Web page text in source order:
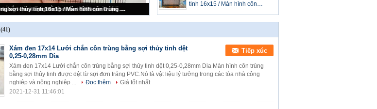
Xám đen 17x14 Lưới chắn côn trùng bằng sợi thủy tinh dệt 0,25-0,28mm Dia
tinh 16x15 / Màn hình côn
cuộn mỗi túi
(41)
Xám đen 17x14 Lưới chắn côn trùng bằng sợi thủy tinh dệt
0,25-0,28mm Dia
Tiếp xúc
Xám đen 17x14 Lưới chắn côn trùng bằng sợi thủy tinh dệt 0,25-0,28mm Dia Màn hình côn trùng
bằng sợi thủy tinh được dệt từ sợi đơn tráng PVC.Nó là vật liệu lý tưởng trong các tòa nhà công
nghiệp và nông nghiệp ...
Đọc thêm
Giá tốt nhất
2021-12-31 11:46:01